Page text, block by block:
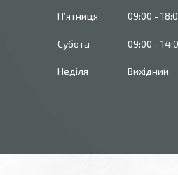
Пʼятниця 09:00
Субота 09:00
Неділя Вихідний